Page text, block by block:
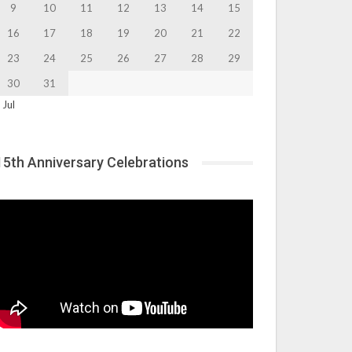
9 10 11 12 13 14
15
16
17 18 19 20 21
22
23
24 25 26 27 28
29
30
31
Jul
Anniversary Celebrations